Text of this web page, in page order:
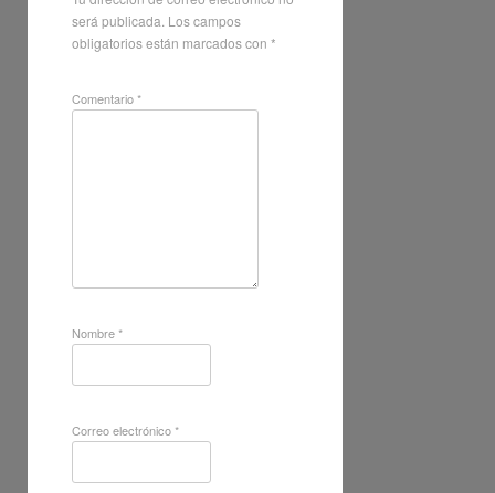
será publicada. Los campos
obligatorios están marcados con *
Comentario*
Nombre*
Correo electrónico*